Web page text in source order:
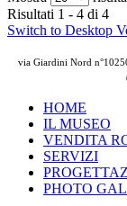
Risultati 1 - 4 di 4
Switch to Desktop
via Giardini Nord
HOME
IL MUSEO
VENDITA
SERVIZI
PHOTO